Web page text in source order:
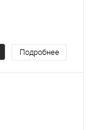
Подробнее